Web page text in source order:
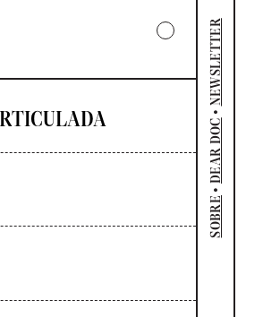
SOBRE
•
DEAR DOC
•
NEWSLETTER